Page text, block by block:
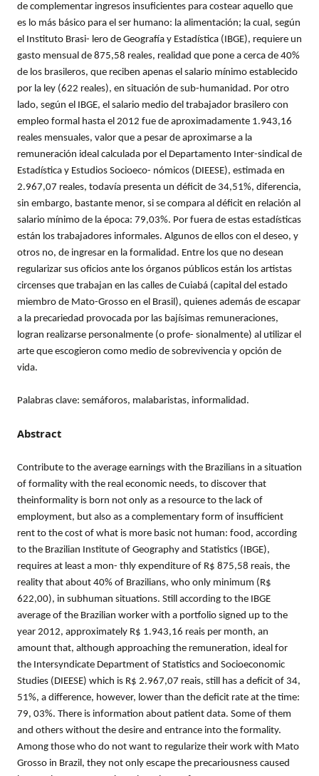
de complementar ingresos insuficientes para costear aquello que
es lo más básico para el ser humano: la alimentación; la cual, según
el Instituto Brasi- lero de Geografía y Estadística (IBGE), requiere un
gasto mensual de 875,58 reales, realidad que pone a cerca de 40%
de los brasileros, que reciben apenas el salario mínimo establecido
por la ley (622 reales), en situación de sub-humanidad. Por otro
lado, según el IBGE, el salario medio del trabajador brasilero con
empleo formal hasta el 2012 fue de aproximadamente 1.943,16
reales mensuales, valor que a pesar de aproximarse a la
remuneración ideal calculada por el Departamento Inter-sindical de
Estadística y Estudios Socioeco- nómicos (DIEESE), estimada en
2.967,07 reales, todavía presenta un déficit de 34,51%, diferencia,
sin embargo, bastante menor, si se compara al déficit en relación al
salario mínimo de la época: 79,03%. Por fuera de estas estadísticas
están los trabajadores informales. Algunos de ellos con el deseo, y
otros no, de ingresar en la formalidad. Entre los que no desean
regularizar sus oficios ante los órganos públicos están los artistas
circenses que trabajan en las calles de Cuiabá (capital del estado
miembro de Mato-Grosso en el Brasil), quienes además de escapar
a la precariedad provocada por las bajísimas remuneraciones,
logran realizarse personalmente (o profe- sionalmente) al utilizar el
arte que escogieron como medio de sobrevivencia y opción de
vida.
Palabras clave: semáforos, malabaristas, informalidad.
Abstract
Contribute to the average earnings with the Brazilians in a situation
of formality with the real economic needs, to discover that
theinformality is born not only as a resource to the lack of
employment, but also as a complementary form of insufficient
rent to the cost of what is more basic not human: food, according
to the Brazilian Institute of Geography and Statistics (IBGE),
requires at least a mon- thly expenditure of R$ 875,58 reais, the
reality that about 40% of Brazilians, who only minimum (R$
622,00), in subhuman situations. Still according to the IBGE
average of the Brazilian worker with a portfolio signed up to the
year 2012, approximately R$ 1.943,16 reais per month, an
amount that, although approaching the remuneration, ideal for
the Intersyndicate Department of Statistics and Socioeconomic
Studies (DIEESE) which is R$ 2.967,07 reais, still has a deficit of 34,
51%, a difference, however, lower than the deficit rate at the time:
79, 03%. There is information about patient data. Some of them
and others without the desire and entrance into the formality.
Among those who do not want to regularize their work with Mato
Grosso in Brazil, they not only escape the precariousness caused